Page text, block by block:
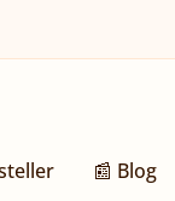
📰 Blog